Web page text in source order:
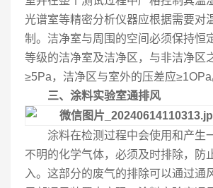
光谱室等精密分析仪器应根据需要对
制。洁净室与周围的空间必须保持恒
等级的洁净室及洁净区，与非洁净区
≥5Pa，洁净区与室外的压差应≥1OPa
三、涂料实验室通排风
涂料在检测过程中会使用和产生
不明的化学气体，必须及时排除，防
入。这部分的废气的排除可以通过通